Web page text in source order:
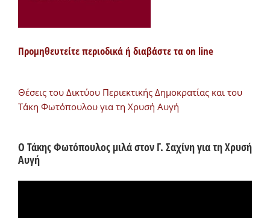
Προμηθευτείτε περιοδικά ή διαβάστε τα on line
Θέσεις του Δικτύου Περιεκτικής Δημοκρατίας και του
Τάκη Φωτόπουλου για τη Χρυσή Αυγή
Ο Τάκης Φωτόπουλος μιλά στον Γ. Σαχίνη για τη Χρυσή
Αυγή